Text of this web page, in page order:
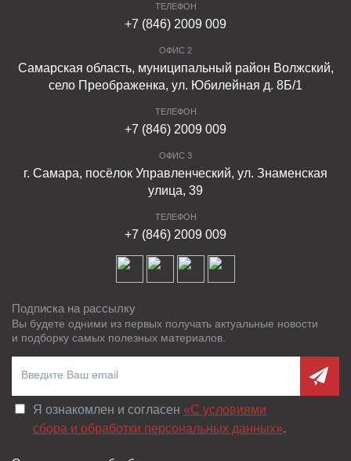
ТЕЛЕФОН
+7 (846) 2009 009
ОФИС 2
Самарская область, муниципальный район Волжский,
село Преображенка, ул. Юбилейная д. 8Б/1
ТЕЛЕФОН
+7 (846) 2009 009
ОФИС 3
г. Самара, посёлок Управленческий, ул. Знаменская
улица, 39
ТЕЛЕФОН
+7 (846) 2009 009
Подписка на рассылку
Вы будете одними из первых получать актуальные новости
и подборку самых полезных материалов.
Я ознакомлен и согласен «C условиями
сбора и обработки персональных данных».